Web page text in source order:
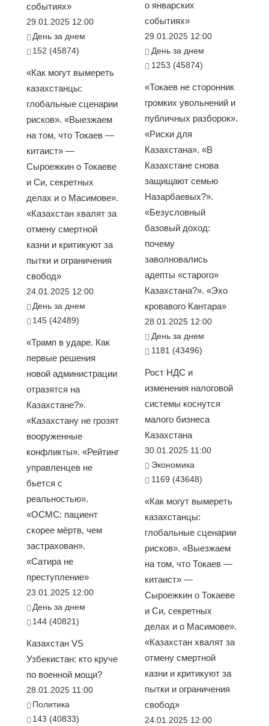
событиях»
29.01.2025 12:00
День за днем
152 (45874)
«Как могут вымереть
казахстанцы:
глобальные сценарии
рисков». «Выезжаем
на том, что Токаев —
китаист» —
Сыроежкин о Токаеве
и Си, секретных
делах и о Масимове».
«Казахстан хвалят за
отмену смертной
казни и критикуют за
пытки и ограничения
свобод»
24.01.2025 12:00
День за днем
145 (42489)
«Трамп в ударе. Как
первые решения
новой администрации
отразятся на
Казахстане?».
«Казахстану не грозят
вооруженные
конфликты». «Рейтинг
управленцев не
бьется с
реальностью».
«ОСМС: пациент
скорее мёртв, чем
застрахован».
«Сатира не
преступление»
23.01.2025 12:00
День за днем
144 (40821)
Казахстан VS
Узбекистан: кто круче
по военной мощи?
28.01.2025 11:00
Политика
143 (40833)
о январских
событиях»
29.01.2025 12:00
День за днем
1253 (45874)
«Токаев не сторонник
громких увольнений и
публичных разборок».
«Риски для
Казахстана». «В
Казахстане снова
защищают семью
Назарбаевых?».
«Безусловный
базовый доход:
почему
заволновались
адепты «старого»
Казахстана?». «Эхо
кровавого Кантара»
28.01.2025 12:00
День за днем
1181 (43496)
Рост НДС и
изменения налоговой
системы коснутся
малого бизнеса
Казахстана
30.01.2025 11:00
Экономика
1169 (43648)
«Как могут вымереть
казахстанцы:
глобальные сценарии
рисков». «Выезжаем
на том, что Токаев —
китаист» —
Сыроежкин о Токаеве
и Си, секретных
делах и о Масимове».
«Казахстан хвалят за
отмену смертной
казни и критикуют за
пытки и ограничения
свобод»
24.01.2025 12:00